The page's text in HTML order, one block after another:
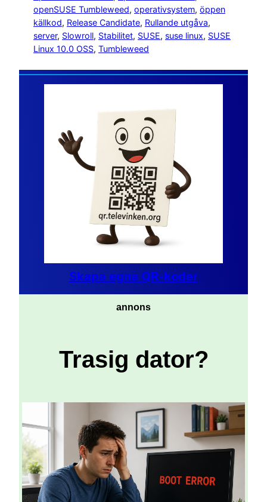
openSUSE Tumbleweed, operativsystem, öppen
källkod, Release Candidate, Rullande utgåva
server, Slowroll, Stabilitet, SUSE, suse linux, SUSE
Linux 10.0 OSS, Tumbleweed
Skapa egna QR-koder
annons
Trasig dator?